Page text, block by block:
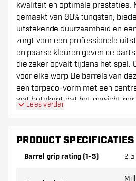
kwaliteit en optimale prestaties.
gemaakt van 90% tungsten,
uitstekende duurzaamheid en
zorgt voor een professionele
en paarse kleuren geven de
die zeker opvalt tijdens het spel.
voor elke worp De barrels van
een torpedo-vorm met een
wat betekent dat het gewicht
barrel lopen. Dit geeft een grip
aanvoelt. De neus is rond met
Lees verder
PRODUCT SPECIFICATIES
Barrel grip rating (1-5) 2.5